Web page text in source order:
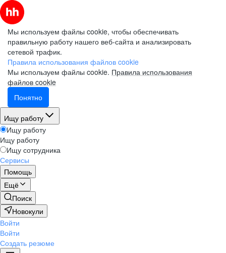
Мы используем файлы cookie, чтобы обеспечивать
правильную работу нашего веб-сайта и анализировать
сетевой трафик.
Правила использования файлов cookie
Мы используем файлы cookie. Правила использования
файлов cookie
Понятно
Ищу работу
Ищу работу
Ищу работу
Ищу сотрудника
Сервисы
Помощь
Ещё
Поиск
Новокули
Войти
Войти
Создать резюме